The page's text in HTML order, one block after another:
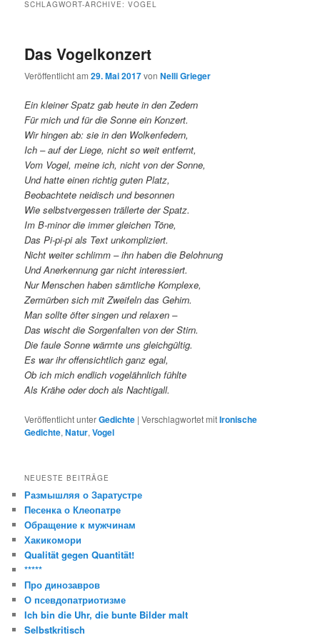
SCHLAGWORT-ARCHIVE:VOGEL
Das Vogelkonzert
Veröffentlicht am29. Mai 2017vonNelli Grieger
Ein kleiner Spatz gab heute in den Zedern
Für mich und für die Sonne ein Konzert.
Wir hingen ab: sie in den Wolkenfedern,
Ich – auf der Liege, nicht so weit entfernt,
Vom Vogel, meine ich, nicht von der Sonne,
Und hatte einen richtig guten Platz,
Beobachtete neidisch und besonnen
Wie selbstvergessen trällerte der Spatz.
Im B-minor die immer gleichen Töne,
Das Pi-pi-pi als Text unkompliziert.
Nicht weiter schlimm – ihn haben die Belohnung
Und Anerkennung gar nicht interessiert.
Nur Menschen haben sämtliche Komplexe,
Zermürben sich mit Zweifeln das Gehirn.
Man sollte öfter singen und relaxen –
Das wischt die Sorgenfalten von der Stirn.
Die faule Sonne wärmte uns gleichgültig.
Es war ihr offensichtlich ganz egal,
Ob ich mich endlich vogelähnlich fühlte
Als Krähe oder doch als Nachtigall.
Veröffentlicht unterGedichte |Verschlagwortet mitIronische
Gedichte,Natur,Vogel
NEUESTE BEITRÄGE
Размышляя о Заратустре
Песенка о Клеопатре
Обращение к мужчинам
Хакикомори
Qualität gegen Quantität!
*****
Про динозавров
О псевдопатриотизме
Ich bin die Uhr, die bunte Bilder malt
Selbstkritisch